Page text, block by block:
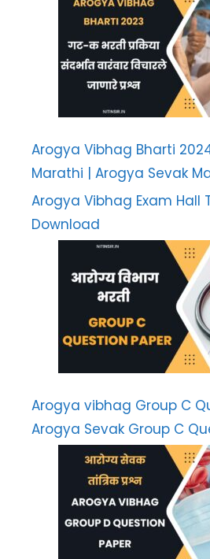
Arogya Vibhag Bharti
Marathi | Arogya Sevak
Arogya Vibhag Exam Hall
Download
Arogya vibhag Group C
Arogya Sevak Group C